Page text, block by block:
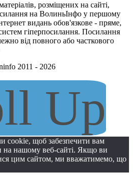
розміщених на сайті,
на ВолиньІнфо у першому
видань обов'язкове - пряме,
гіперпосилання. Посилання
від повного або часткового
2011 - 2026
Up
cookie, щоб забезпечити вам
на нашому веб-сайті. Якщо ви
цим сайтом, ми вважатимемо, що